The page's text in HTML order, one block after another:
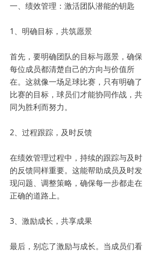
一、绩效管理：激活团队潜能的钥匙
1、明确目标，共筑愿景
首先，要明确团队的目标与愿景，确保
每位成员都清楚自己的方向与价值所
在。这就像一场足球比赛，只有明确了
比赛的目标，球员们才能协同作战，共
同为胜利而努力。
2、过程跟踪，及时反馈
在绩效管理过程中，持续的跟踪与及时
的反馈同样重要。这能帮助成员及时发
现问题、调整策略，确保每一步都走在
正确的道路上。
3、激励成长，共享成果
最后，别忘了激励与成长。当成员们看